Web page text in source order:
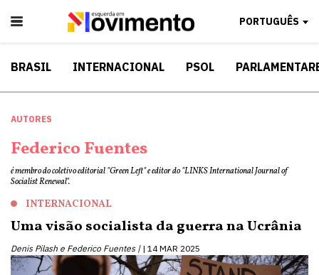
PORTUGUÊS
BRASIL INTERNACIONAL PSOL
AUTORES
Federico Fuentes
é membro do coletivo editorial "Green Left" e editor do "LINKS International Journal of
Socialist Renewal".
INTERNACIONAL
Uma visão socialista da guerra na Ucrânia
Denis Pilash e Federico Fuentes | 14 MAR 2025